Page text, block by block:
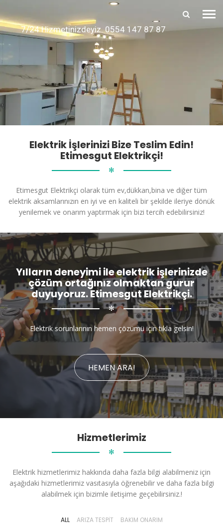
7/24 Hizmetinizdeyiz. 0554 147 87 87
Elektrik İşlerinizi Bize Teslim Edin!
Etimesgut Elektrikçi!
✻
Etimesgut Elektrikçi olarak tüm ev,dükkan,bina ve diğer tüm
elektrik aksamlarınızın en iyi ve en kaliteli bir şekilde ileriye dönük
yenilemek ve onarım yaptırmak için bizi tercih edebilirsiniz!
Yılların deneyimi ile elektrik işlerinizde
çözüm ortağınız olmaktan gurur
duyuyoruz. Etimesgut Elektrikçi.
✻
Elektrik sorunlarının hemen çözümü için tıkla gelsin!
HEMEN ARA!
Hizmetlerimiz
✻
Elektrik hizmetlerimiz hakkında daha fazla bilgi alabilmeniz için
aşağıdaki hizmetlerimiz vasıtasıyla öğrenebilir ve daha fazla bilgi
alabilmek için bizimle iletişime geçebilirsiniz.!
ALL ARIZA TESPIT BAKIM ONARIM